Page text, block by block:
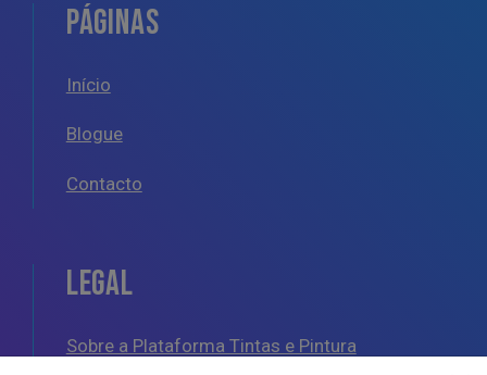
PÁGINAS
Início
Blogue
Contacto
LEGAL
Sobre a Plataforma Tintas e Pintura